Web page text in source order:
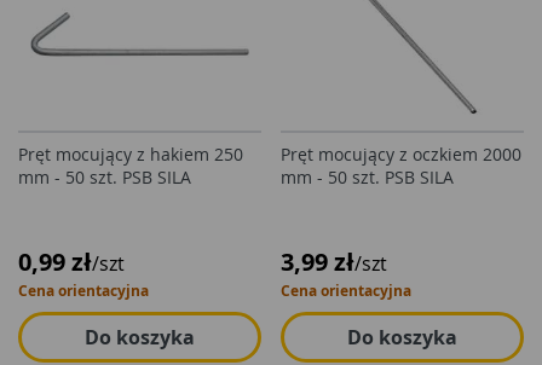
Pręt mocujący z hakiem 250
mm - 50 szt. PSB SILA
0,99 zł/szt
Cena orientacyjna
Do koszyka
Pręt mocujący z oczkiem 2000
mm - 50 szt. PSB SILA
3,99 zł/szt
Cena orientacyjna
Do koszyka